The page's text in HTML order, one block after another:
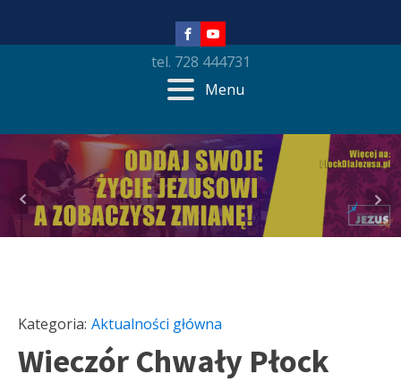
tel. 728 444731
Menu
Kategoria: Aktualności główna
Wieczór Chwały Płock